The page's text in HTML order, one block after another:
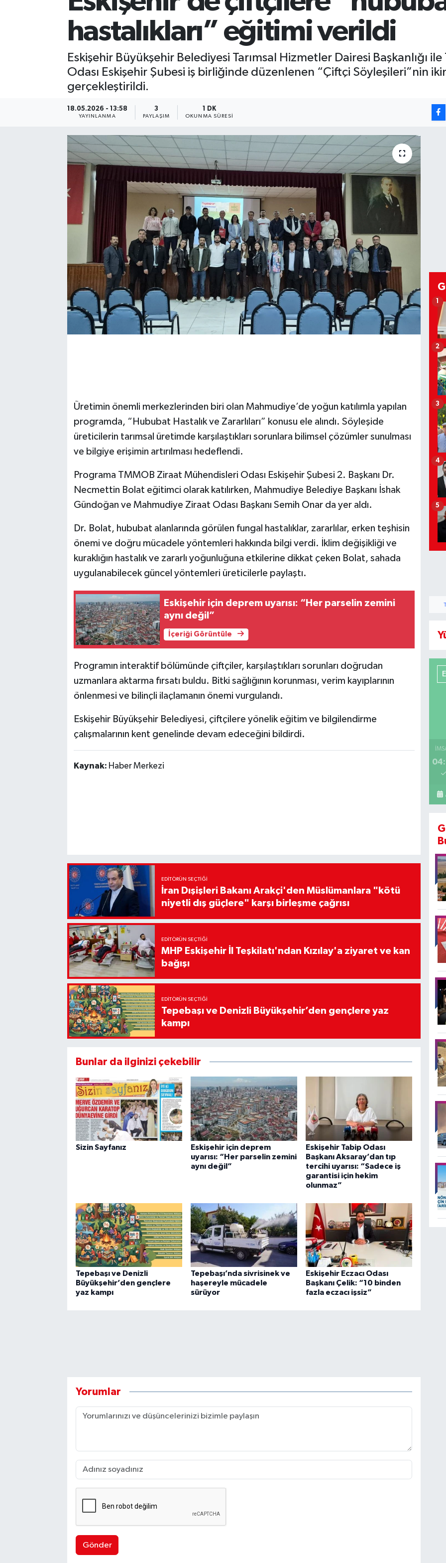
hastalıkları” eğitimi verildi
Eskişehir Büyükşehir Belediyesi Tarımsal Hizmetler Dairesi Başkanlığı
Odası Eskişehir Şubesi iş birliğinde düzenlenen “Çiftçi Söyleşileri”nin
gerçekleştirildi.
18.05.2026 - 13:58
YAYINLANMA
3
PAYLAŞIM
1 DK
OKUNMA SÜRESI
Üretimin önemli merkezlerinden biri olan Mahmudiye’de yoğun katılımla yapılan
programda, “Hububat Hastalık ve Zararlıları” konusu ele alındı. Söyleşide
üreticilerin tarımsal üretimde karşılaştıkları sorunlara bilimsel çözümler sunulması
ve bilgiye erişimin artırılması hedeflendi.
Programa TMMOB Ziraat Mühendisleri Odası Eskişehir Şubesi 2. Başkanı Dr.
Necmettin Bolat eğitimci olarak katılırken, Mahmudiye Belediye Başkanı İshak
Gündoğan ve Mahmudiye Ziraat Odası Başkanı Semih Onar da yer aldı.
Dr. Bolat, hububat alanlarında görülen fungal hastalıklar, zararlılar, erken teşhisin
önemi ve doğru mücadele yöntemleri hakkında bilgi verdi. İklim değişikliği ve
kuraklığın hastalık ve zararlı yoğunluğuna etkilerine dikkat çeken Bolat, sahada
uygulanabilecek güncel yöntemleri üreticilerle paylaştı.
Eskişehir için deprem uyarısı: “Her parselin zemini
aynı değil”
İçeriği Görüntüle
Programın interaktif bölümünde çiftçiler, karşılaştıkları sorunları doğrudan
uzmanlara aktarma fırsatı buldu. Bitki sağlığının korunması, verim kayıplarının
önlenmesi ve bilinçli ilaçlamanın önemi vurgulandı.
Eskişehir Büyükşehir Belediyesi, çiftçilere yönelik eğitim ve bilgilendirme
çalışmalarının kent genelinde devam edeceğini bildirdi.
Kaynak: Haber Merkezi
EDITÖRÜN SEÇTIĞI
İran Dışişleri Bakanı Arakçi'den Müslümanlara "kötü
niyetli dış güçlere" karşı birleşme çağrısı
EDITÖRÜN SEÇTIĞI
MHP Eskişehir İl Teşkilatı'ndan Kızılay'a ziyaret ve kan
bağışı
EDITÖRÜN SEÇTIĞI
Tepebaşı ve Denizli Büyükşehir’den gençlere yaz
kampı
Bunlar da ilginizi çekebilir
Sizin Sayfanız
Eskişehir için deprem
uyarısı: “Her parselin zemini
aynı değil”
Eskişehir Tabip Odası
Başkanı Aksaray’dan tıp
tercihi uyarısı: “Sadece iş
garantisi için hekim
olunmaz”
Tepebaşı ve Denizli
Büyükşehir’den gençlere
yaz kampı
Tepebaşı’nda sivrisinek ve
haşereyle mücadele
sürüyor
Eskişehir Eczacı Odası
Başkanı Çelik: “10 binden
fazla eczacı işsiz”
Yorumlar
Gönder
2
3
4
5